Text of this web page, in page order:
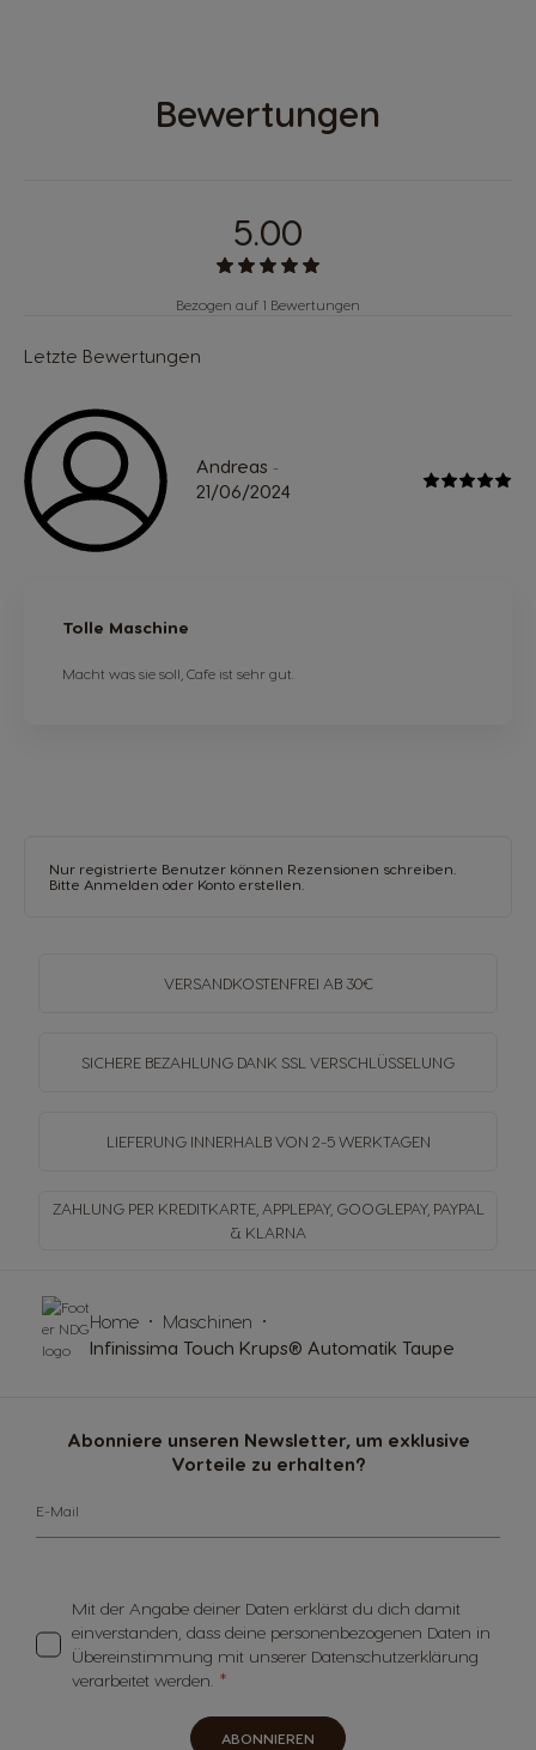
Bewertungen
5.00
Bezogen auf 1 Bewertungen
Letzte Bewertungen
Andreas -
21/06/2024
Tolle Maschine
Macht was sie soll, Cafe ist sehr gut.
Nur registrierte Benutzer können Rezensionen schreiben.
Bitte Anmelden oder Konto erstellen
VERSANDKOSTENFREI AB 30€
SICHERE BEZAHLUNG DANK SSL VERSCHLÜSSELUNG
LIEFERUNG INNERHALB VON 2-5 WERKTAGEN
ZAHLUNG PER KREDITKARTE, APPLEPAY, GOOGLEPAY, PAYPAL
& KLARNA
Abonniere unseren Newsletter, um exklusive
Vorteile zu erhalten?
E-Mail
Mit der Angabe deiner Daten erklärst du dich damit
einverstanden, dass deine personenbezogenen Daten in
Übereinstimmung mit unserer Datenschutzerklärung
verarbeitet werden.
ABONNIEREN
Home
Maschinen
Infinissima Touch Krups® Automatik Taupe